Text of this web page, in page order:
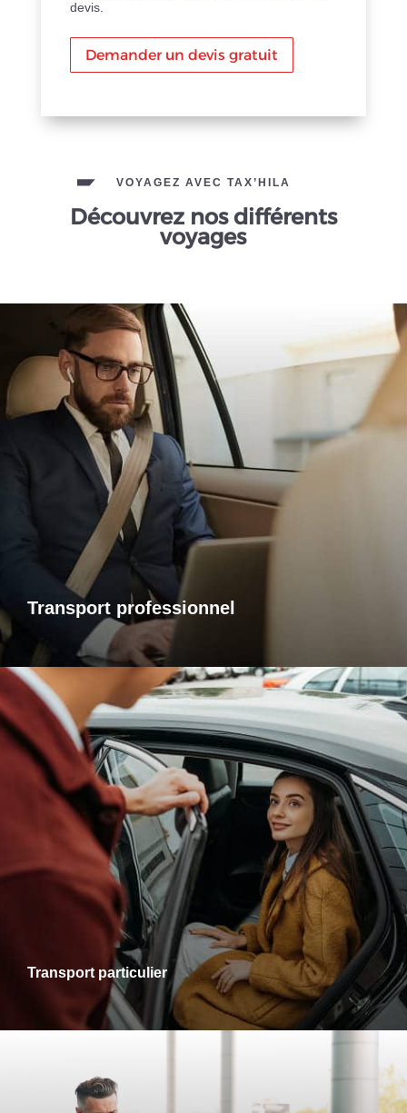
devis.
Demander un devis gratuit
VOYAGEZ AVEC TAX’HILA
Découvrez nos différents
voyages
Transport professionnel
Transports professionnels
Je vous propose un service de transport dédié aux
déplacements d’affaires, adapté à vos besoins et à vos
contraintes. Que ce soit pour un rendez-vous, une réunion
ou bien un évènement, profitez d’un service ponctuel, discret
et confortable.
Transport particulier
Transports particuliers
Que ce soit pour une sortie en ville, une visite chez des
proches ou un rendez-vous personnel, je vous accompagne
dans tous vos trajets avec fiabilité et confort. Profitez d’un
service adapté à vos besoins, alliant ponctualité et
disponibilité.